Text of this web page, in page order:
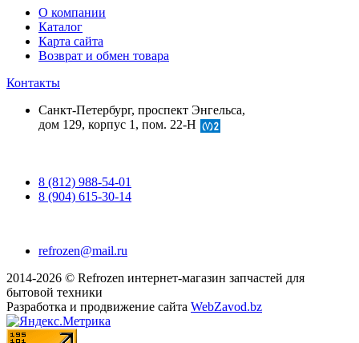
О компании
Каталог
Карта сайта
Возврат и обмен товара
Контакты
Санкт-Петербург, проспект Энгельса,
дом 129, корпус 1, пом. 22-Н
8 (812) 988-54-01
8 (904) 615-30-14
refrozen@mail.ru
2014-2026 © Refrozen интернет-магазин запчастей для
бытовой техники
Разработка и продвижение сайта WebZavod.bz